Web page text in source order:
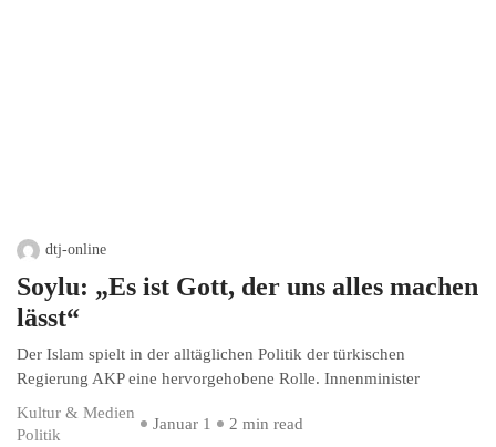
dtj-online
Soylu: „Es ist Gott, der uns alles machen
lässt“
Der Islam spielt in der alltäglichen Politik der türkischen
Regierung AKP eine hervorgehobene Rolle. Innenminister
Kultur & Medien
Politik
Januar 1 2 min read